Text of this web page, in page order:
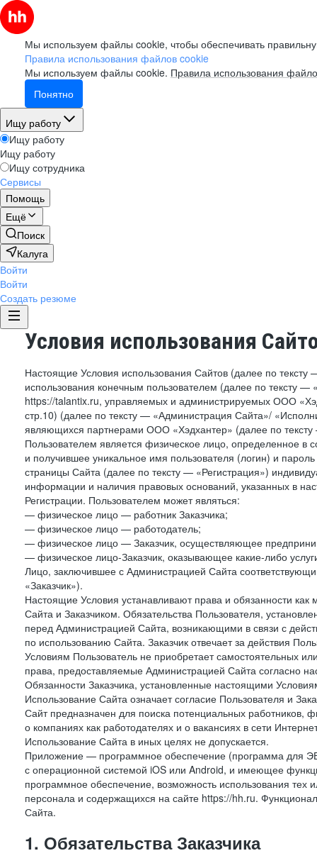
Мы используем файлы cookie, чтобы обеспечивать
Правила использования файлов cookie
Мы используем файлы cookie. Правила использования
Понятно
Ищу работу
Ищу работу
Ищу работу
Ищу сотрудника
Сервисы
Помощь
Ещё
Поиск
Калуга
Войти
Войти
Создать резюме
Условия использования
Настоящие Условия использования Сайтов (далее по
использования конечным пользователем (далее по тексту
https://talantix.ru, управляемых и администрируемых ООО
стр.10) (далее по тексту — «Администрация Сайта»/
являющихся партнерами ООО «Хэдхантер» (далее по
Пользователем является физическое лицо, определенное в
и получившее уникальное имя пользователя (логин) и
страницы Сайта (далее по тексту — «Регистрация»)
информации и наличия правовых оснований, указанных в
Регистрации. Пользователем может являться:
— физическое лицо — работник Заказчика;
— физическое лицо — работодатель;
— физическое лицо — Заказчик, осуществляющее
— физическое лицо-Заказчик, оказывающее какие-либо
Лицо, заключившее с Администрацией Сайта
«Заказчик»).
Настоящие Условия устанавливают права и обязанности
Сайта и Заказчиком. Обязательства Пользователя,
перед Администрацией Сайта, возникающими в связи с
по использованию Сайта. Заказчик отвечает за действия
Условиям Пользователь не приобретает самостоятельных
права, предоставляемые Администрацией Сайта согласно
Обязанности Заказчика, установленные настоящими
Использование Сайта означает согласие Пользователя и
Сайт предназначен для поиска потенциальных
о компаниях как работодателях и о вакансиях в сети
Использование Сайта в иных целях не допускается.
Приложение — программное обеспечение (программа для
с операционной системой iOS или Android, и имеющее
программное обеспечение, возможность использования
персонала и содержащихся на сайте https://hh.ru.
Сайта.
1. Обязательства Заказчика